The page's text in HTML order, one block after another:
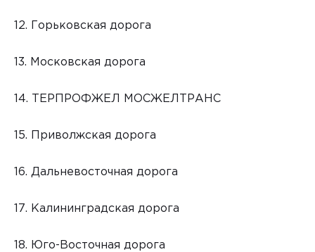
12. Горьковская дорога
13. Московская дорога
14. ТЕРПРОФЖЕЛ МОСЖЕЛТРАНС
15. Приволжская дорога
16. Дальневосточная дорога
17. Калининградская дорога
18. Юго-Восточная дорога